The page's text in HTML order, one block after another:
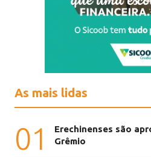
As mais lidas
01
Erechinenses são
Grêmio